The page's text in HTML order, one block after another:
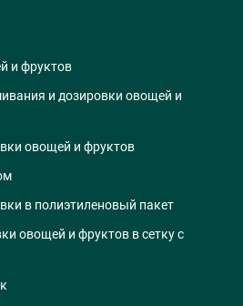
и фруктов
и дозировки овощей и
овощей и фруктов
в полиэтиленовый пакет
овощей и фруктов в сетку с